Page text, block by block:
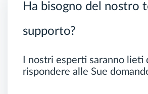
Ha bisogno del nostro
supporto?
I nostri esperti saranno lieti
rispondere alle Sue